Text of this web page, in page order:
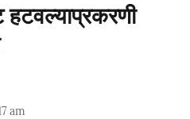
हटवल्याप्रकरणी
am